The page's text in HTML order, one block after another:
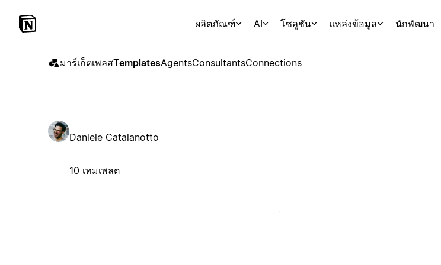
ผลิตภัณฑ์ AI โซลูชัน แหล่งข้อมูล นักพัฒนา
มาร์เก็ตเพลสTemplatesAgentsConsultantsConnections
Daniele Catalanotto
10 เทมเพลต